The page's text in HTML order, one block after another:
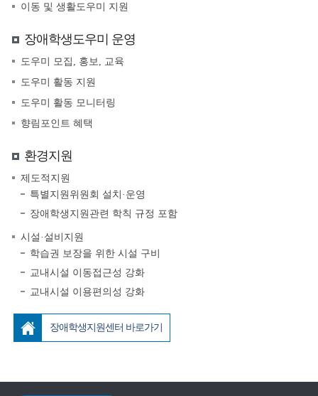
이동 및 생활도우미 지원
장애학생도우미 운영
도우미 모집, 홍보, 교육
도우미 활동 지원
도우미 활동 모니터링
향림포인트 혜택
환경지원
제도적지원
특별지원위원회 설치·운영
장애학생지원관련 학칙 규정 포함
시설·설비지원
학습권 보장을 위한 시설 구비
교내시설 이동접근성 강화
교내시설 이용편의성 강화
장애학생지원센터 바로가기